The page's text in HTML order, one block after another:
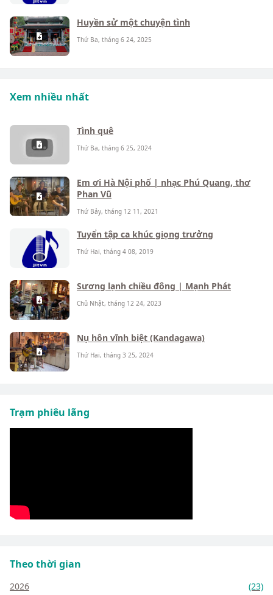
Huyền sử một chuyện tình
Thứ Ba, tháng 6 24, 2025
Xem nhiều nhất
Tình quê
Thứ Ba, tháng 6 25, 2024
Em ơi Hà Nội phố | nhạc Phú Quang, thơ
Phan Vũ
Thứ Bảy, tháng 12 11, 2021
Tuyển tập ca khúc giọng trưởng
Thứ Hai, tháng 4 08, 2019
Sương lạnh chiều đông | Mạnh Phát
Chủ Nhật, tháng 12 24, 2023
Nụ hôn vĩnh biệt (Kandagawa)
Thứ Hai, tháng 3 25, 2024
Trạm phiêu lãng
Theo thời gian
2026
(23)